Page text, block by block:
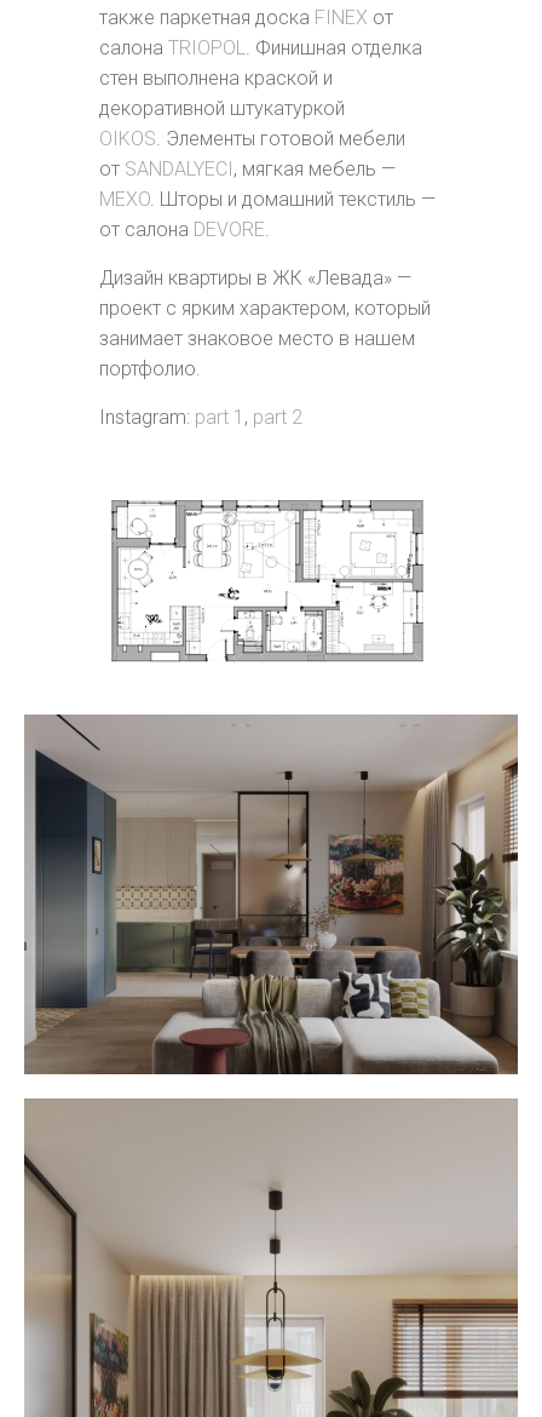
также паркетная доска FINEX от
салона TRIOPOL. Финишная отделка
стен выполнена краской и
декоративной штукатуркой
OIKOS. Элементы готовой мебели
от SANDALYECI, мягкая мебель —
MEXO. Шторы и домашний текстиль —
от салона DEVORE.
Дизайн квартиры в ЖК «Левада» —
проект с ярким характером, который
занимает знаковое место в нашем
портфолио.
Instagram: part 1 , part 2